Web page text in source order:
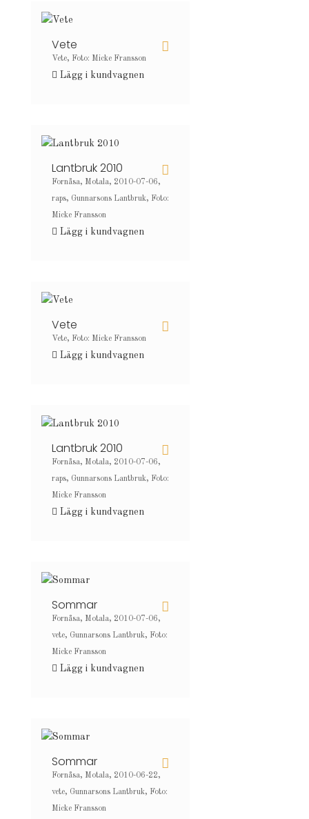
Vete
Vete, Foto: Micke Fransson
Lägg i kundvagnen
Lantbruk 2010
Fornåsa, Motala, 2010-07-06,
raps, Gunnarsons Lantbruk, Foto:
Micke Fransson
Lägg i kundvagnen
Vete
Vete, Foto: Micke Fransson
Lägg i kundvagnen
Lantbruk 2010
Fornåsa, Motala, 2010-07-06,
raps, Gunnarsons Lantbruk, Foto:
Micke Fransson
Lägg i kundvagnen
Sommar
Fornåsa, Motala, 2010-07-06,
vete, Gunnarsons Lantbruk, Foto:
Micke Fransson
Lägg i kundvagnen
Sommar
Fornåsa, Motala, 2010-06-22,
vete, Gunnarsons Lantbruk, Foto:
Micke Fransson